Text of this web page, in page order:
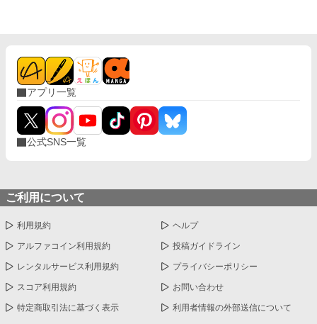
アプリ一覧
公式SNS一覧
ご利用について
利用規約 ヘルプ
アルファコイン利用規約 投稿ガイドライン
レンタルサービス利用規約 プライバシーポリシー
スコア利用規約 お問い合わせ
特定商取引法に基づく表示 利用者情報の外部送信について